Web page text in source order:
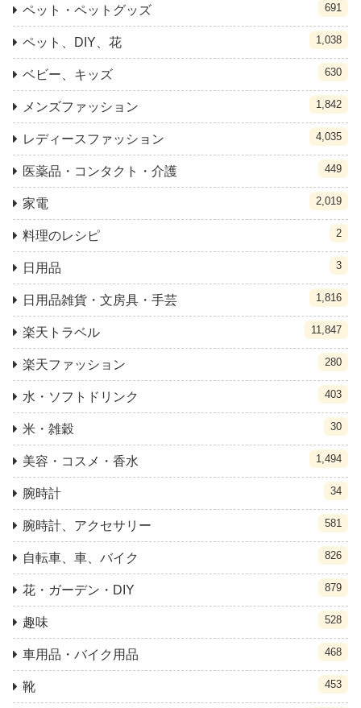
ペット・ペットグッズ 691
ペット、DIY、花 1,038
ベビー、キッズ 630
メンズファッション 1,842
レディースファッション 4,035
医薬品・コンタクト・介護 449
家電 2,019
料理のレシピ 2
日用品 3
日用品雑貨・文房具・手芸 1,816
楽天トラベル 11,847
楽天ファッション 280
水・ソフトドリンク 403
米・雑穀 30
美容・コスメ・香水 1,494
腕時計 34
腕時計、アクセサリー 581
自転車、車、バイク 826
花・ガーデン・DIY 879
趣味 528
車用品・バイク用品 468
靴 453